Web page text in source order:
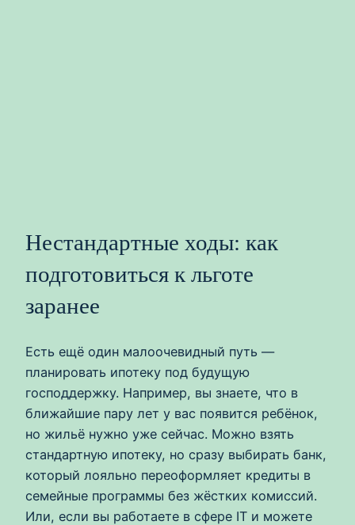
Нестандартные ходы: как
подготовиться к льготе
заранее
Есть ещё один малоочевидный путь —
планировать ипотеку под будущую
господдержку. Например, вы знаете, что в
ближайшие пару лет у вас появится ребёнок,
но жильё нужно уже сейчас. Можно взять
стандартную ипотеку, но сразу выбирать банк,
который лояльно переоформляет кредиты в
семейные программы без жёстких комиссий.
Или, если вы работаете в сфере IT и можете